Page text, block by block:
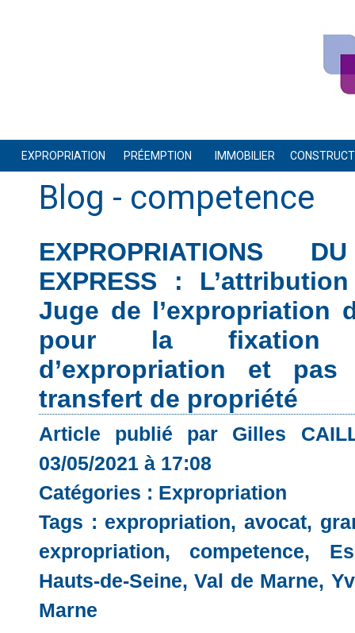
EXPROPRIATION PRÉEMPTION IMMOBILIER
Blog - competence
EXPROPRIATIONS
EXPRESS :
Juge de l’expropriation
pour la fixation
d’expropriation et
transfert de propriété
Article publié par Gilles
03/05/2021 à 17:08
Catégories : Expropriation
Tags : expropriation,avocat,
expropriation, competence,
Hauts-de-Seine,Val de Marne,
Marne